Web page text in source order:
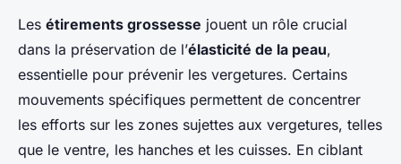
Les étirements grossesse jouent un rôle crucial
dans la préservation de l’élasticité de la peau,
essentielle pour prévenir les vergetures. Certains
mouvements spécifiques permettent de concentrer
les efforts sur les zones sujettes aux vergetures, telles
que le ventre, les hanches et les cuisses. En ciblant